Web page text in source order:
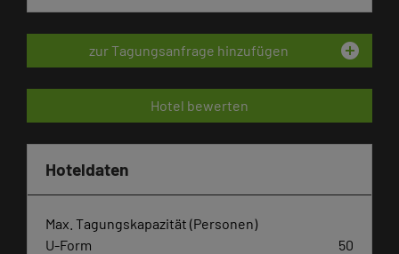
zur Tagungsanfrage hinzufügen add_circle
Hotel bewerten
Hoteldaten
Max. Tagungskapazität (Personen)
U-Form
50